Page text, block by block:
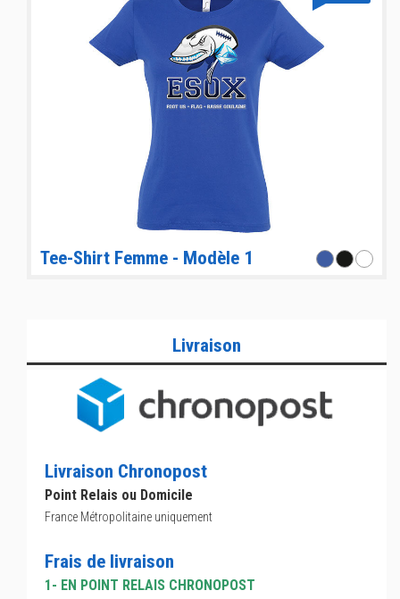
Tee-Shirt Femme - Modèle 1
Livraison
Livraison Chronopost
Point Relais ou Domicile
France Métropolitaine uniquement
Frais de livraison
1- EN POINT RELAIS CHRONOPOST